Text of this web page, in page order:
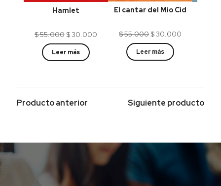
Hamlet
$55.000 El
precio
original
era:
$30.000El
Leer más
El cantar del Mio Cid
$55.000 El
precio
original
era:
$30.000
Leer más
Producto anterior Siguiente producto